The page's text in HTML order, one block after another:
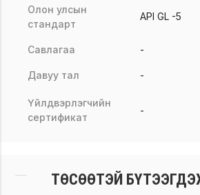
Олон улсын
стандарт
API GL -5
Савлагаа -
Давуу тал -
Үйлдвэрлэгчийн
сертификат
-
ТӨСӨӨТЭЙ